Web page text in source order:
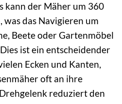
kann der Mäher um 360
das Navigieren um
Beete oder Gartenmöbel
ist ein entscheidender
Ecken und Kanten,
oft an ihre
reduziert den